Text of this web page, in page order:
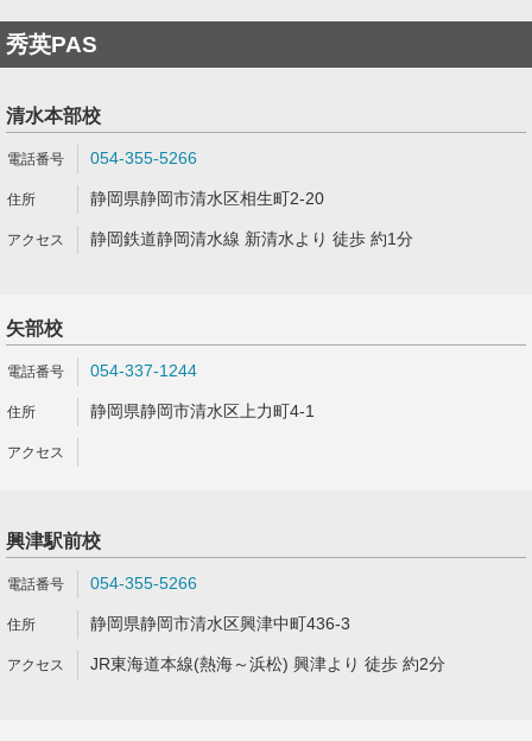
秀英PAS
清水本部校
054-355-5266
静岡県静岡市清水区相生町2-20
静岡鉄道静岡清水線 新清水より 徒歩 約1分
矢部校
054-337-1244
静岡県静岡市清水区上力町4-1
興津駅前校
054-355-5266
静岡県静岡市清水区興津中町436-3
JR東海道本線(熱海～浜松) 興津より 徒歩 約2分